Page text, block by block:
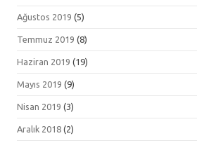
Ağustos 2019 (5)
Temmuz 2019 (8)
Haziran 2019 (19)
Mayıs 2019 (9)
Nisan 2019 (3)
Aralık 2018 (2)